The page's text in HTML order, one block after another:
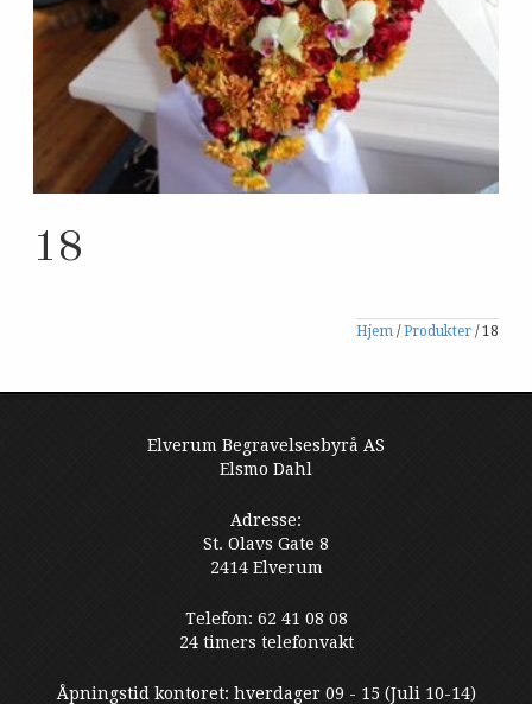
18
Hjem / Produkter / 18
Elverum Begravelsesbyrå AS
Elsmo Dahl
Adresse:
St. Olavs Gate 8
2414 Elverum
Telefon: 62 41 08 08
24 timers telefonvakt
Åpningstid kontoret: hverdager 09 - 15 (Juli 10-14)